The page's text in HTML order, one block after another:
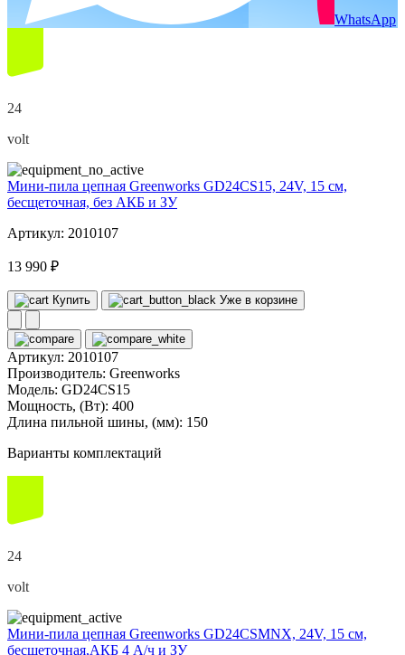
WhatsApp
24
volt
Мини-пила цепная Greenworks GD24CS15, 24V, 15 см,
бесщеточная, без АКБ и ЗУ
Артикул: 2010107
13 990 ₽
Купить Уже в корзине
Артикул: 2010107
Производитель: Greenworks
Модель: GD24CS15
Мощность, (Вт): 400
Длина пильной шины, (мм): 150
Варианты комплектаций
24
volt
Мини-пила цепная Greenworks GD24CSMNX, 24V, 15 см,
бесщеточная,АКБ 4 А/ч и ЗУ